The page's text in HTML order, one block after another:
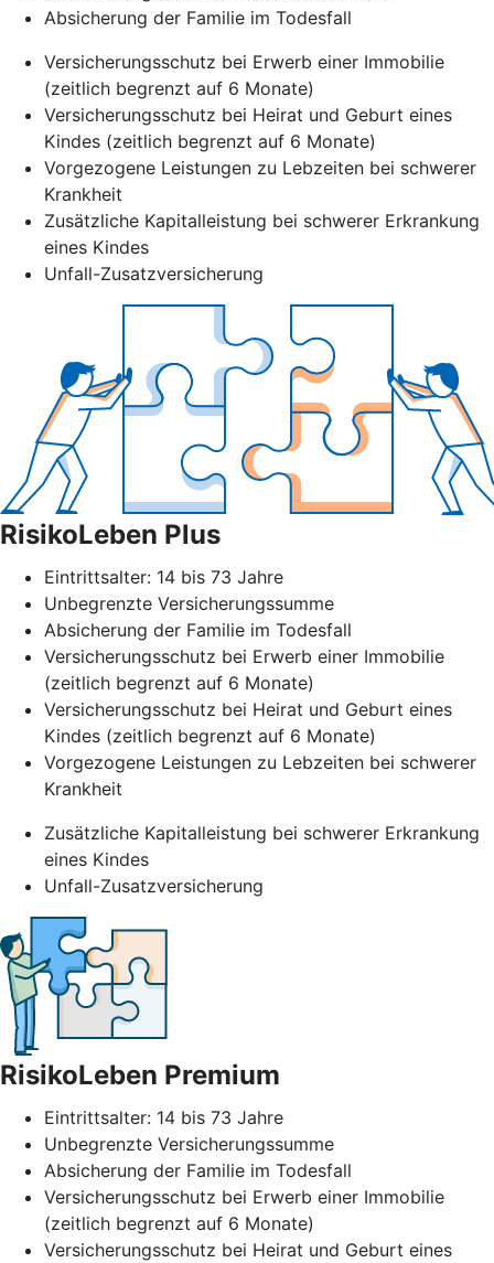
Absicherung der Familie im Todesfall
Versicherungsschutz bei Erwerb einer Immobilie
(zeitlich begrenzt auf 6 Monate)
Versicherungsschutz bei Heirat und Geburt eines
Kindes (zeitlich begrenzt auf 6 Monate)
Vorgezogene Leistungen zu Lebzeiten bei schwerer
Krankheit
Zusätzliche Kapitalleistung bei schwerer Erkrankung
eines Kindes
Unfall-Zusatzversicherung
RisikoLeben Plus
Eintrittsalter: 14 bis 73 Jahre
Unbegrenzte Versicherungssumme
Absicherung der Familie im Todesfall
Versicherungsschutz bei Erwerb einer Immobilie
(zeitlich begrenzt auf 6 Monate)
Versicherungsschutz bei Heirat und Geburt eines
Kindes (zeitlich begrenzt auf 6 Monate)
Vorgezogene Leistungen zu Lebzeiten bei schwerer
Krankheit
Zusätzliche Kapitalleistung bei schwerer Erkrankung
eines Kindes
Unfall-Zusatzversicherung
RisikoLeben Premium
Eintrittsalter: 14 bis 73 Jahre
Unbegrenzte Versicherungssumme
Absicherung der Familie im Todesfall
Versicherungsschutz bei Erwerb einer Immobilie
(zeitlich begrenzt auf 6 Monate)
Versicherungsschutz bei Heirat und Geburt eines